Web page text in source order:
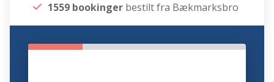
1559 bookinger bestilt fra Bækmarksbro